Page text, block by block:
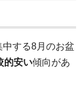
する8月のお盆
的安い傾向があ